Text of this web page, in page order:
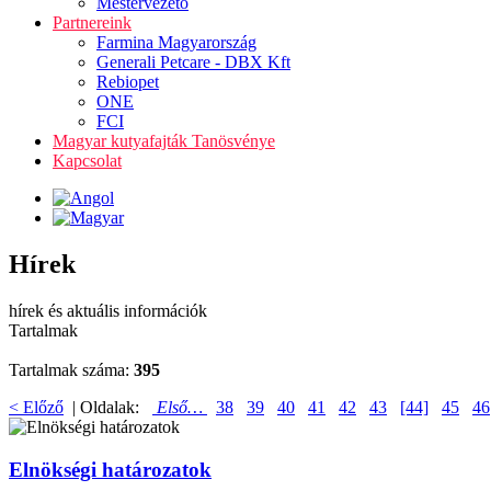
Partnereink
Farmina Magyarország
Generali Petcare - DBX Kft
Rebiopet
ONE
FCI
Magyar kutyafajták Tanösvénye
Kapcsolat
Hírek
hírek és aktuális információk
Tartalmak
Tartalmak száma: 395
< Előző | Oldalak: Első… 38 39 40 41 42 43 [44] 45 46
Elnökségi határozatok